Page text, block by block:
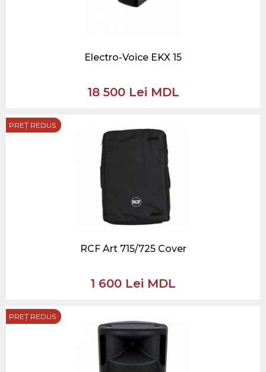
Electro-Voice EKX 15
18 500 Lei MDL
RCF Art 715/725 Cover
1 600 Lei MDL
PREȚ REDUS
PREȚ REDUS